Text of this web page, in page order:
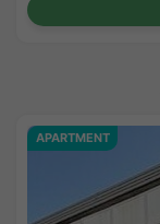
APARTMENT